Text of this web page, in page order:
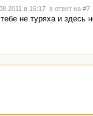
в 16:17 в ответ на #7
не туряха и здесь